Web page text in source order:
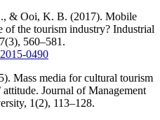
& Ooi, K. B. (2017). Mobile
the tourism industry? Industrial
560–581.
0490
Mass media for cultural tourism
Journal of Management
1(2), 113–128.